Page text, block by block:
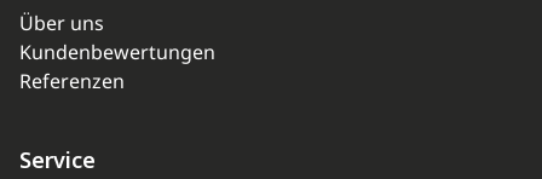
Über uns
Kundenbewertungen
Referenzen
Service